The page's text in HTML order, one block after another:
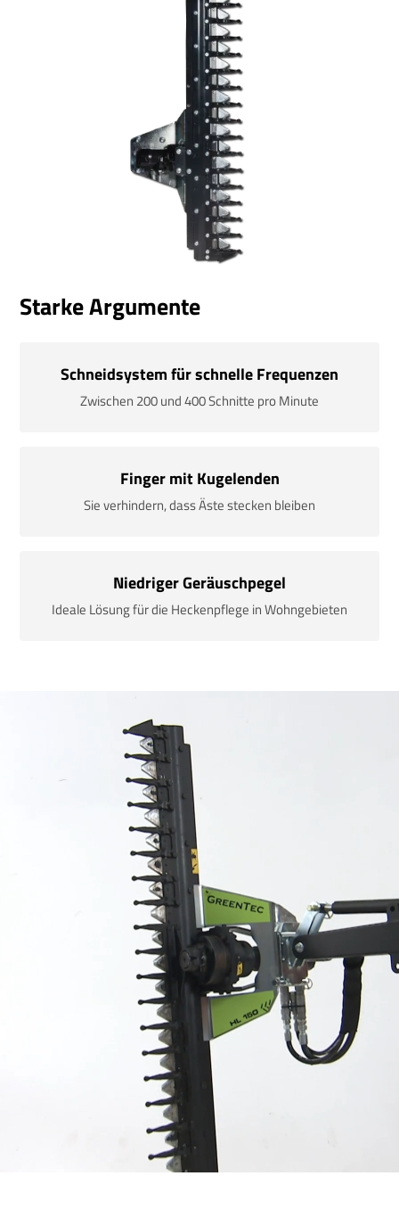
Starke Argumente
Schneidsystem für schnelle Frequenzen
Zwischen 200 und 400 Schnitte pro Minute
Finger mit Kugelenden
Sie verhindern, dass Äste stecken bleiben
Niedriger Geräuschpegel
Ideale Lösung für die Heckenpflege in Wohngebieten